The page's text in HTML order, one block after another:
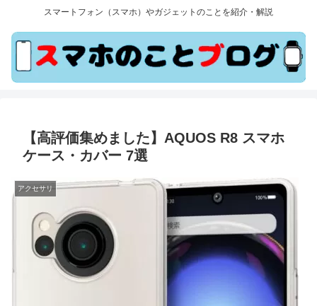
スマートフォン（スマホ）やガジェットのことを紹介・解説
【高評価集めました】AQUOS R8 スマホ
ケース・カバー 7選
アクセサリ